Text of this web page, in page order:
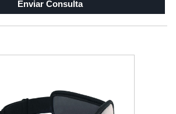
Enviar Consulta